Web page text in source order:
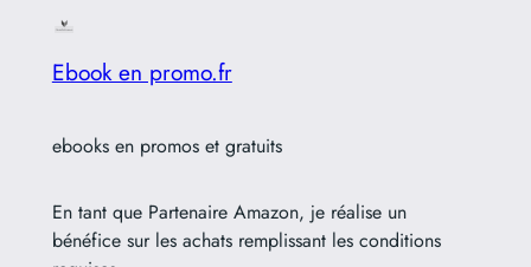
Ebook en promo.fr
ebooks en promos et gratuits
En tant que Partenaire Amazon, je réalise un
bénéfice sur les achats remplissant les conditions